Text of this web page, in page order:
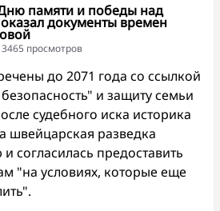
памяти и победы над
документы времен
просмотров
до 2071 года со ссылкой
и защиту семьи
судебного иска историка
швейцарская разведка
согласилась предоставить
"на условиях, которые еще